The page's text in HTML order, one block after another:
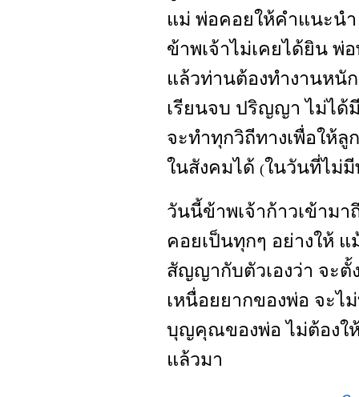
แม่ พ่อคอยให้คำแนะน
ข้าพเจ้าไม่เคยได้ยิน พ่
แล้วท่านต้องทำงานหนั
เรียนจบ ปริญญา ไม่ได้
จะทำทุกวิถีทางเพื่อให้
ในสังคมได้ (ในวันที่ไม่
วันนี้ข้าพเจ้าก้าวเข้ามา
คอยเป็นทุกๆ อย่างให้ แ
สัญญากับตัวเองว่า จะตั้
เหนื่อยยากของพ่อ จะไ
บุญคุณของพ่อ ไม่ต้องใ
แล้วมา